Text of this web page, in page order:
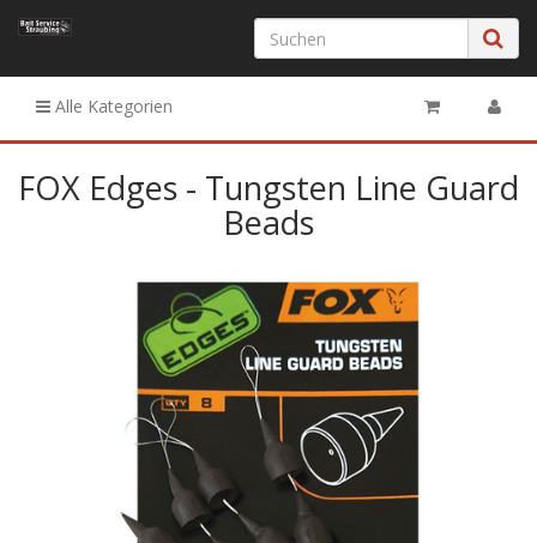
Alle Kategorien
FOX Edges - Tungsten Line Guard
Beads